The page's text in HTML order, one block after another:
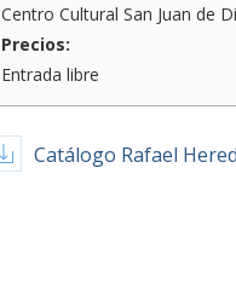
Centro Cultural San Juan de
Precios:
Entrada libre
Catálogo Rafael